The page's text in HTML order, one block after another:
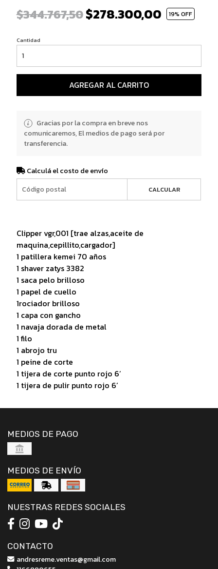
$344.767,50$278.300,00 19% OFF
Cantidad
AGREGAR AL CARRITO
Gracias por la compra en breve nos
comunicaremos, El medios de pago será por
transferencia.
Calculá el costo de envío
CALCULAR
Clipper vgr,001 [trae alzas,aceite de
maquina,cepillito,cargador]
1 patillera kemei 70 años
1 shaver zatys 3382
1 saca pelo brilloso
1 papel de cuello
1rociador brilloso
1 capa con gancho
1 navaja dorada de metal
1 filo
1 abrojo tru
1 peine de corte
1 tijera de corte punto rojo 6’
1 tijera de pulir punto rojo 6’
MEDIOS DE PAGO
MEDIOS DE ENVÍO
NUESTRAS REDES SOCIALES
CONTACTO
andresreme.ventas@gmail.com